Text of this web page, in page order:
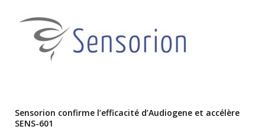
Sensorion confirme l’efficacité d’Audiogene et accélère
SENS-601